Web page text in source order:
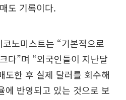
도 기록이다.
노미스트는 “기본적으로
다”며 “외국인들이 지난달
도한 후 실제 달러를 회수해
에 반영되고 있는 것으로 보